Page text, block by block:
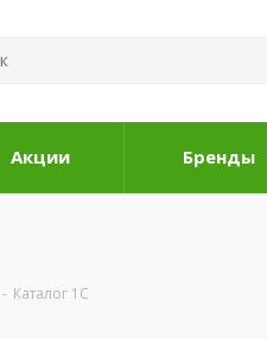
Акции Бренды
- Каталог 1С